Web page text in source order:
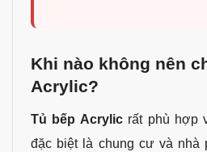
Khi nào không nên
Acrylic?
Tủ bếp Acrylicrất phù hợp
đặc biệt là chung cư và nhà